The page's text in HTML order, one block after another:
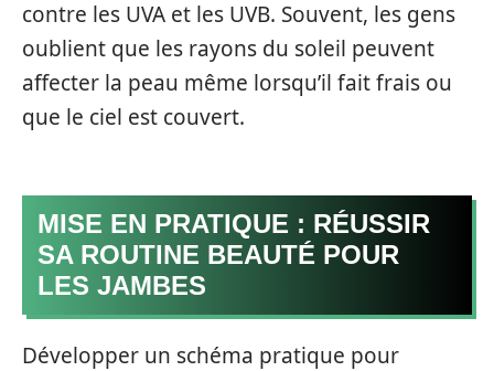
contre les UVA et les UVB. Souvent, les gens
oublient que les rayons du soleil peuvent
affecter la peau même lorsqu’il fait frais ou
que le ciel est couvert.
MISE EN PRATIQUE : RÉUSSIR
SA ROUTINE BEAUTÉ POUR
LES JAMBES
Développer un schéma pratique pour